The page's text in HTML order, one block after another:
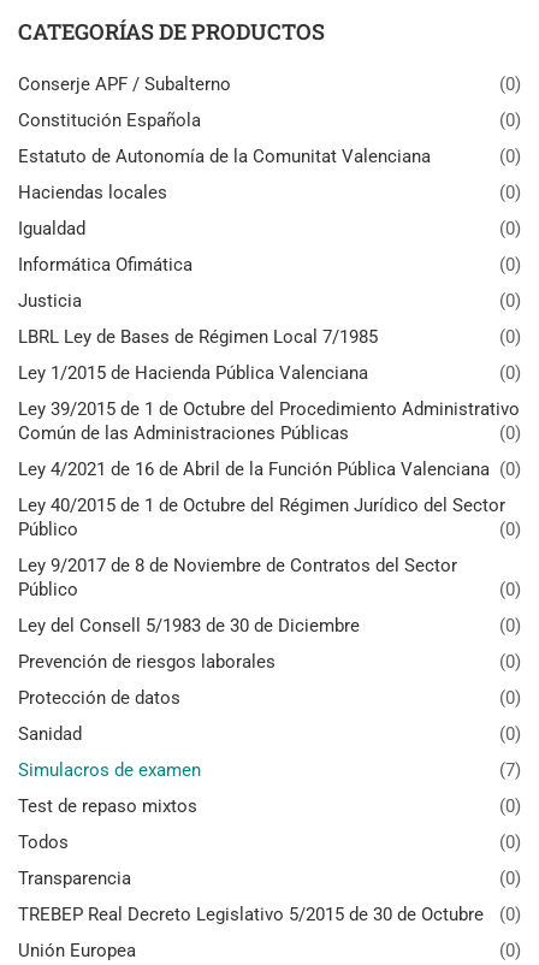
CATEGORÍAS DE PRODUCTOS
Conserje APF / Subalterno
(0)
Constitución Española
(0)
Estatuto de Autonomía de la Comunitat Valenciana
(0)
Haciendas locales
(0)
Igualdad
(0)
Informática Ofimática
(0)
Justicia
(0)
LBRL Ley de Bases de Régimen Local 7/1985
(0)
Ley 1/2015 de Hacienda Pública Valenciana
(0)
Ley 39/2015 de 1 de Octubre del Procedimiento Administrativo
Común de las Administraciones Públicas
(0)
Ley 4/2021 de 16 de Abril de la Función Pública Valenciana (0)
Ley 40/2015 de 1 de Octubre del Régimen Jurídico del Sector
Público
(0)
Ley 9/2017 de 8 de Noviembre de Contratos del Sector
Público
(0)
Ley del Consell 5/1983 de 30 de Diciembre
(0)
Prevención de riesgos laborales
(0)
Protección de datos
(0)
Sanidad
(0)
Simulacros de examen
(7)
Test de repaso mixtos
(0)
Todos
(0)
Transparencia
(0)
TREBEP Real Decreto Legislativo 5/2015 de 30 de Octubre
(0)
Unión Europea
(0)